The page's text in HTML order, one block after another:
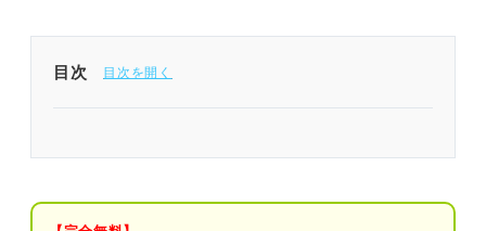
目次
そもそも貿易事務とは？ 働く環境別のおもな仕事